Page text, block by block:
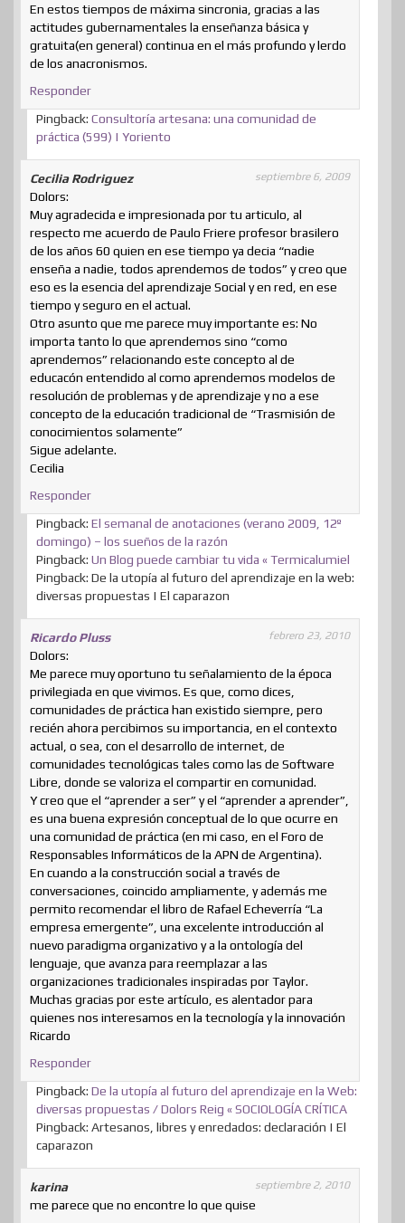
En estos tiempos de máxima sincronia, gracias a las
actitudes gubernamentales la enseñanza básica y
gratuita(en general) continua en el más profundo y lerdo
de los anacronismos.
Responder
Pingback: Consultoría artesana: una comunidad de
práctica (599) | Yoriento
Cecilia Rodriguez septiembre 6, 2009
Dolors:
Muy agradecida e impresionada por tu articulo, al
respecto me acuerdo de Paulo Friere profesor brasilero
de los años 60 quien en ese tiempo ya decia “nadie
enseña a nadie, todos aprendemos de todos” y creo que
eso es la esencia del aprendizaje Social y en red, en ese
tiempo y seguro en el actual.
Otro asunto que me parece muy importante es: No
importa tanto lo que aprendemos sino “como
aprendemos” relacionando este concepto al de
educacón entendido al como aprendemos modelos de
resolución de problemas y de aprendizaje y no a ese
concepto de la educación tradicional de “Trasmisión de
conocimientos solamente”
Sigue adelante.
Cecilia
Responder
Pingback: El semanal de anotaciones (verano 2009, 12º
domingo) – los sueños de la razón
Pingback: Un Blog puede cambiar tu vida « Termicalumiel
Pingback: De la utopía al futuro del aprendizaje en la web:
diversas propuestas | El caparazon
Ricardo Pluss febrero 23, 2010
Dolors:
Me parece muy oportuno tu señalamiento de la época
privilegiada en que vivimos. Es que, como dices,
comunidades de práctica han existido siempre, pero
recién ahora percibimos su importancia, en el contexto
actual, o sea, con el desarrollo de internet, de
comunidades tecnológicas tales como las de Software
Libre, donde se valoriza el compartir en comunidad.
Y creo que el “aprender a ser” y el “aprender a aprender”,
es una buena expresión conceptual de lo que ocurre en
una comunidad de práctica (en mi caso, en el Foro de
Responsables Informáticos de la APN de Argentina).
En cuando a la construcción social a través de
conversaciones, coincido ampliamente, y además me
permito recomendar el libro de Rafael Echeverría “La
empresa emergente”, una excelente introducción al
nuevo paradigma organizativo y a la ontología del
lenguaje, que avanza para reemplazar a las
organizaciones tradicionales inspiradas por Taylor.
Muchas gracias por este artículo, es alentador para
quienes nos interesamos en la tecnología y la innovación
Ricardo
Responder
Pingback: De la utopía al futuro del aprendizaje en la Web:
diversas propuestas / Dolors Reig « SOCIOLOGÍA CRÍTICA
Pingback: Artesanos, libres y enredados: declaración | El
caparazon
karina septiembre 2, 2010
me parece que no encontre lo que quise